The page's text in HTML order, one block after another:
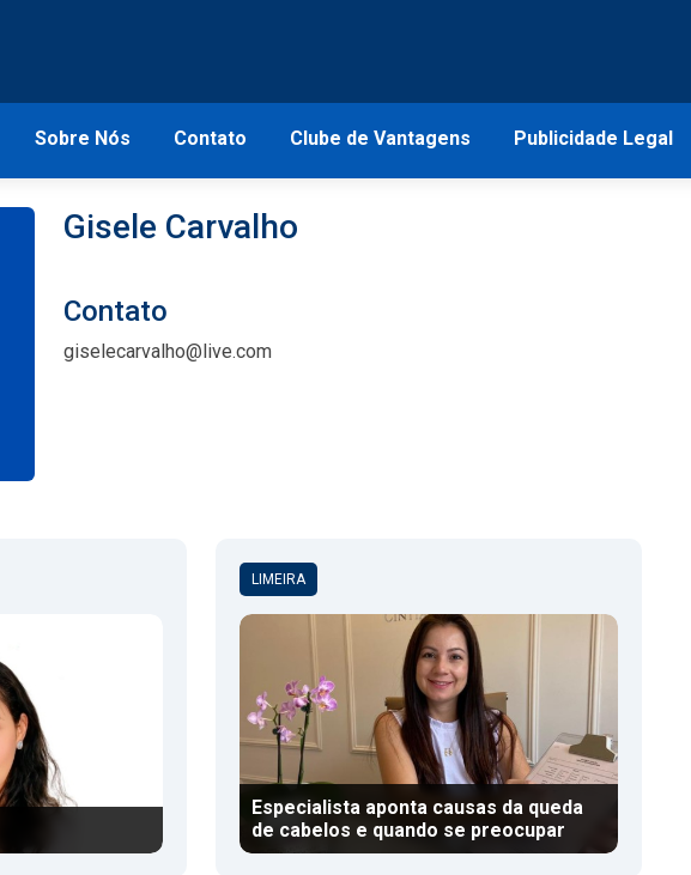
Sobre Nós Contato Clube de Vantagens Publicidade Legal
Gisele Carvalho
Contato
giselecarvalho@live.com
LIMEIRA
Especialista aponta causas da queda
de cabelos e quando se preocupar